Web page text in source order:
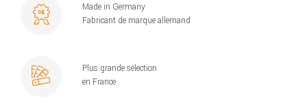
Made in Germany
Fabricant de marque allemand
Plus grande sélection
en France